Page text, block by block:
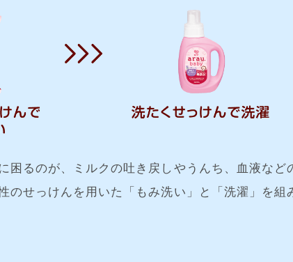
困るのが、ミルクの吐き戻しやうんち、血液など
のせっけんを用いた「もみ洗い」と「洗濯」を組